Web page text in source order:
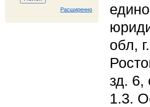
Расширенно
обл,
зд.
1.3.